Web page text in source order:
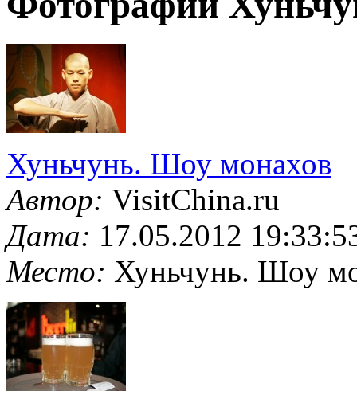
Хуньчунь. Шоу монахов
Автор: VisitChina.ru
Дата: 17.05.2012
Место: Хуньчунь. Шоу